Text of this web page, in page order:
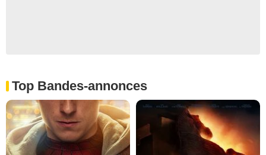
Top Bandes-annonces